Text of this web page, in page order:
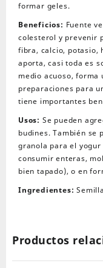
formar geles.
Beneficios: Fuente
colesterol y prevenir
fibra, calcio, potasio,
aporta, casi toda es
medio acuoso, forma
preparaciones para
tiene importantes
Usos: Se pueden
budines. También se
granola para el yogur
consumir enteras,
bien tapado), o en
Ingredientes:
Productos